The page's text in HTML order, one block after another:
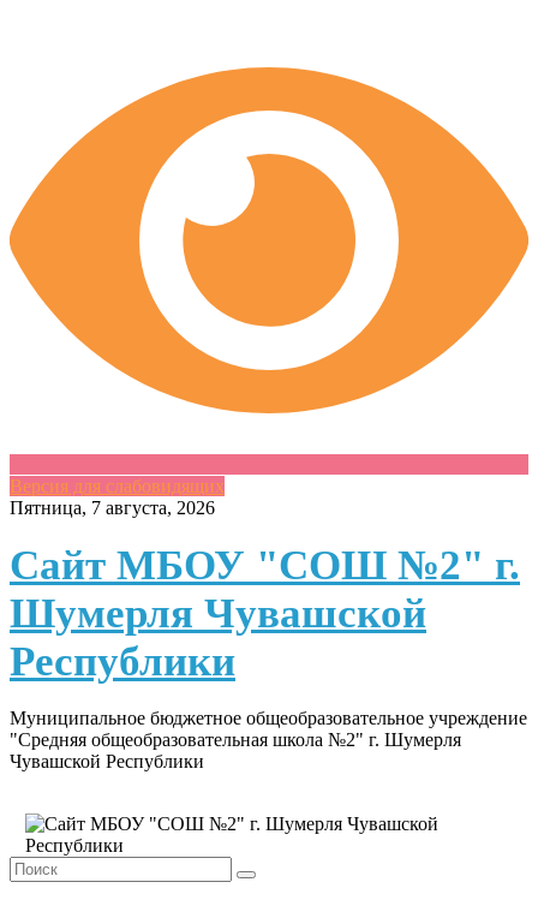
Версия для слабовидящих
Skip
content
Пятница, 7 августа, 2026
Сайт МБОУ "СОШ №2" г.
Шумерля Чувашской
Республики
Муниципальное бюджетное общеобразовательное учреждение
"Средняя общеобразовательная школа №2" г. Шумерля
Чувашской Республики